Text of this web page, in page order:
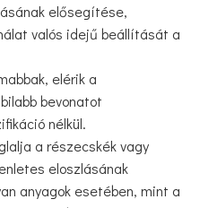
elősegítése,
valós idejű beállítását a
elérik a
bevonatot
nélkül.
a részecskék vagy
eloszlásának
anyagok esetében, mint a